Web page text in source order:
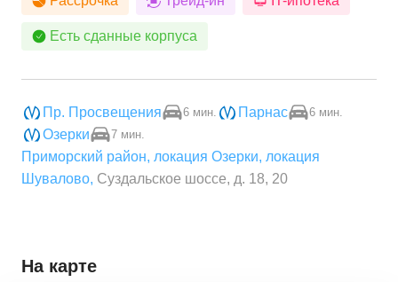
Есть сданные корпуса
Пр. Просвещения 6 мин. Парнас 6 мин.
Озерки 7 мин.
Приморский район, локация Озерки, локация
Шувалово, Суздальское шоссе, д. 18, 20
На карте